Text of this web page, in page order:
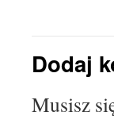
Dodaj
Musisz